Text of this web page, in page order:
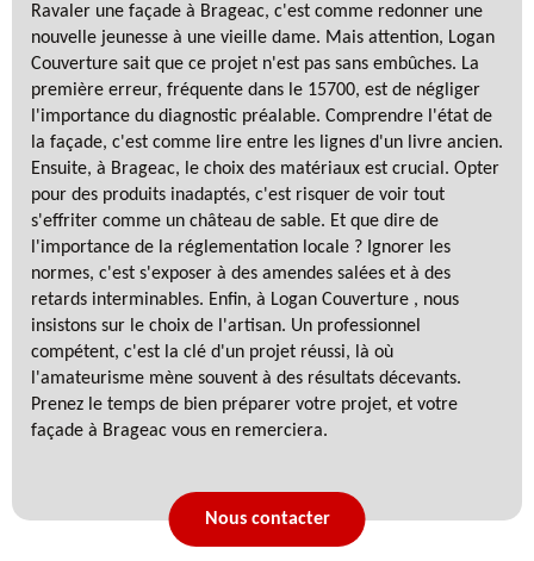
Ravaler une façade à Brageac, c'est comme redonner une
nouvelle jeunesse à une vieille dame. Mais attention, Logan
Couverture sait que ce projet n'est pas sans embûches. La
première erreur, fréquente dans le 15700, est de négliger
l'importance du diagnostic préalable. Comprendre l'état de
la façade, c'est comme lire entre les lignes d'un livre ancien.
Ensuite, à Brageac, le choix des matériaux est crucial. Opter
pour des produits inadaptés, c'est risquer de voir tout
s'effriter comme un château de sable. Et que dire de
l'importance de la réglementation locale ? Ignorer les
normes, c'est s'exposer à des amendes salées et à des
retards interminables. Enfin, à Logan Couverture , nous
insistons sur le choix de l'artisan. Un professionnel
compétent, c'est la clé d'un projet réussi, là où
l'amateurisme mène souvent à des résultats décevants.
Prenez le temps de bien préparer votre projet, et votre
façade à Brageac vous en remerciera.
Nous contacter